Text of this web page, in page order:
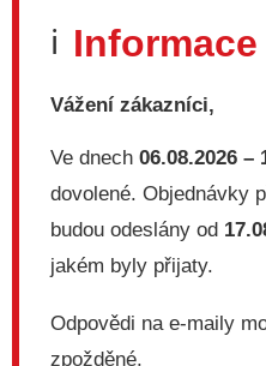
ℹ️
Vážení zákazníci,
Ve dnech 06.08.2026 –
dovolené. Objednávky
budou odeslány od
jakém byly přijaty.
Odpovědi na e-maily
zpožděné.